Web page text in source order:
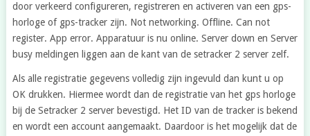
door verkeerd configureren, registreren en activeren van een gps-
horloge of gps-tracker zijn. Not networking. Offline. Can not
register. App error. Apparatuur is nu online. Server down en Server
busy meldingen liggen aan de kant van de setracker 2 server zelf.
Als alle registratie gegevens volledig zijn ingevuld dan kunt u op
OK drukken. Hiermee wordt dan de registratie van het gps horloge
bij de Setracker 2 server bevestigd. Het ID van de tracker is bekend
en wordt een account aangemaakt. Daardoor is het mogelijk dat de